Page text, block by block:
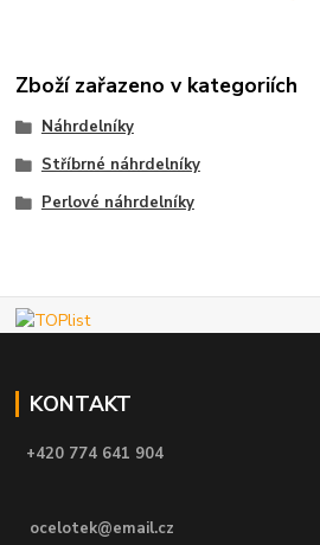
Zboží zařazeno v kategoriích
Náhrdelníky
Stříbrné náhrdelníky
Perlové náhrdelníky
KONTAKT
+420 774 641 904
ocelotek@email.cz